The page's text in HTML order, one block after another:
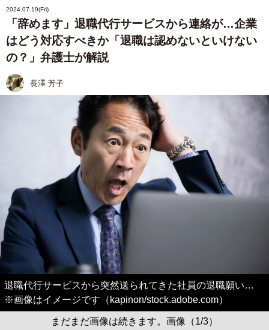
2024.07.19(Fri)
「辞めます」退職代行サービスから連絡が…企業
はどう対応すべきか「退職は認めないといけない
の？」弁護士が解説
長澤 芳子
退職代行サービスから突然送られてきた社員の退職願い…
※画像はイメージです（kapinon/stock.adobe.com）
まだまだ画像は続きます。画像（1/3）